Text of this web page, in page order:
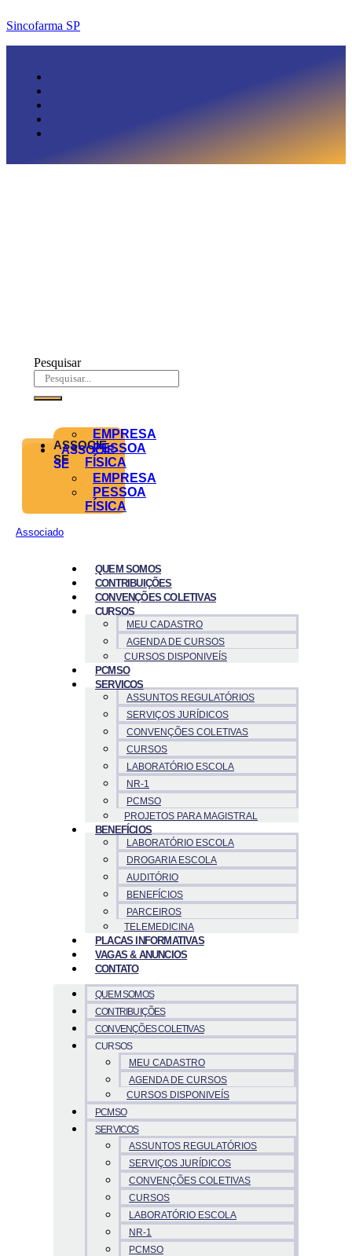
Sincofarma SP
Pesquisar
ASSOCIE-
SE
EMPRESA
PESSOA
FÍSICA
ASSOCIE-
SE
EMPRESA
PESSOA
FÍSICA
Associado
QUEM SOMOS
CONTRIBUIÇÕES
CONVENÇÕES COLETIVAS
CURSOS
MEU CADASTRO
AGENDA DE CURSOS
CURSOS DISPONIVEÍS
PCMSO
SERVICOS
ASSUNTOS REGULATÓRIOS
SERVIÇOS JURÍDICOS
CONVENÇÕES COLETIVAS
CURSOS
LABORATÓRIO ESCOLA
NR-1
PCMSO
PROJETOS PARA MAGISTRAL
BENEFÍCIOS
LABORATÓRIO ESCOLA
DROGARIA ESCOLA
AUDITÓRIO
BENEFÍCIOS
PARCEIROS
TELEMEDICINA
PLACAS INFORMATIVAS
VAGAS & ANUNCIOS
CONTATO
QUEM SOMOS
CONTRIBUIÇÕES
CONVENÇÕES COLETIVAS
CURSOS
MEU CADASTRO
AGENDA DE CURSOS
CURSOS DISPONIVEÍS
PCMSO
SERVICOS
ASSUNTOS REGULATÓRIOS
SERVIÇOS JURÍDICOS
CONVENÇÕES COLETIVAS
CURSOS
LABORATÓRIO ESCOLA
NR-1
PCMSO